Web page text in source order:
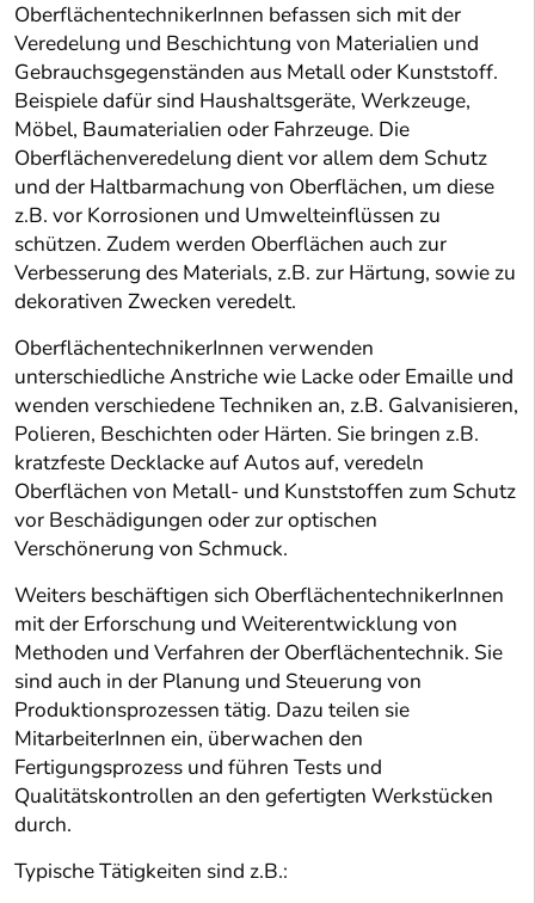
OberflächentechnikerInnen befassen sich mit der
Veredelung und Beschichtung von Materialien und
Gebrauchsgegenständen aus Metall oder Kunststoff.
Beispiele dafür sind Haushaltsgeräte, Werkzeuge,
Möbel, Baumaterialien oder Fahrzeuge. Die
Oberflächenveredelung dient vor allem dem Schutz
und der Haltbarmachung von Oberflächen, um diese
z.B. vor Korrosionen und Umwelteinflüssen zu
schützen. Zudem werden Oberflächen auch zur
Verbesserung des Materials, z.B. zur Härtung, sowie zu
dekorativen Zwecken veredelt.
OberflächentechnikerInnen verwenden
unterschiedliche Anstriche wie Lacke oder Emaille und
wenden verschiedene Techniken an, z.B. Galvanisieren,
Polieren, Beschichten oder Härten. Sie bringen z.B.
kratzfeste Decklacke auf Autos auf, veredeln
Oberflächen von Metall- und Kunststoffen zum Schutz
vor Beschädigungen oder zur optischen
Verschönerung von Schmuck.
Weiters beschäftigen sich OberflächentechnikerInnen
mit der Erforschung und Weiterentwicklung von
Methoden und Verfahren der Oberflächentechnik. Sie
sind auch in der Planung und Steuerung von
Produktionsprozessen tätig. Dazu teilen sie
MitarbeiterInnen ein, überwachen den
Fertigungsprozess und führen Tests und
Qualitätskontrollen an den gefertigten Werkstücken
durch.
Typische Tätigkeiten sind z.B.: